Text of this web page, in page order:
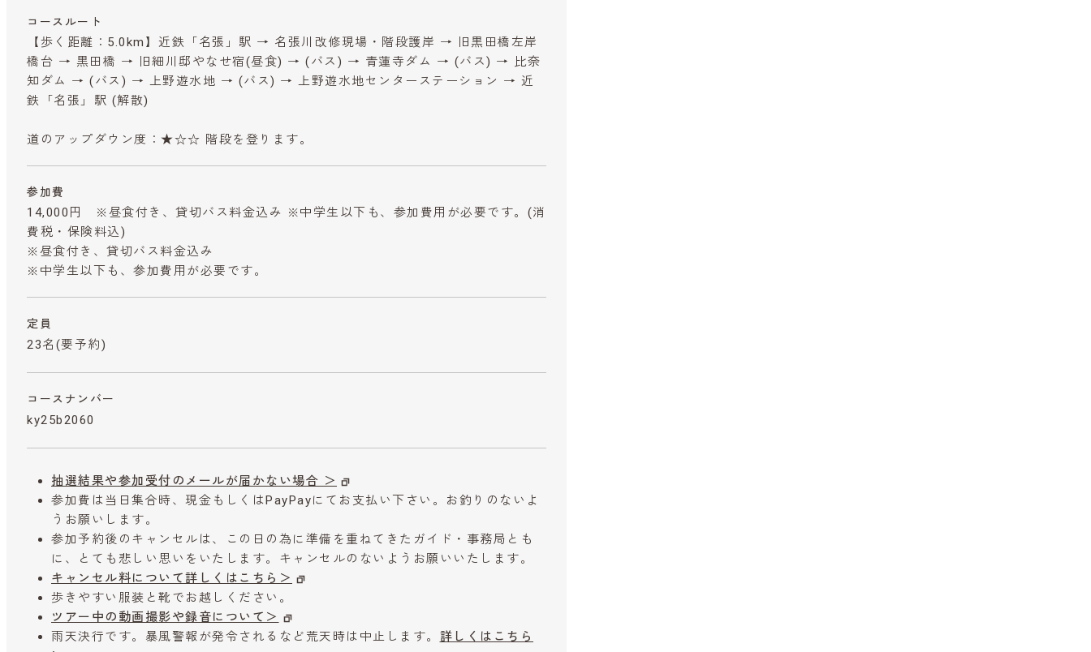
コースルート
【歩く距離：5.0km】近鉄「名張」駅 → 名張川改修現場・階段護岸 → 旧黒田橋左岸
橋台 → 黒田橋 → 旧細川邸やなせ宿(昼食) → (バス) → 青蓮寺ダム → (バス) → 比奈
知ダム → (バス) → 上野遊水地 → (バス) → 上野遊水地センターステーション → 近
鉄「名張」駅 (解散)
道のアップダウン度：★☆☆ 階段を登ります。
参加費
14,000円 ※昼食付き、貸切バス料金込み ※中学生以下も、参加費用が必要です。 (消
費税・保険料込)
※昼食付き、貸切バス料金込み
※中学生以下も、参加費用が必要です。
定員
23名(要予約)
コースナンバー
ky25b2060
抽選結果や参加受付のメールが届かない場合 ＞
参加費は当日集合時、現金もしくはPayPayにてお支払い下さい。お釣りのないよ
うお願いします。
参加予約後のキャンセルは、この日の為に準備を重ねてきたガイド・事務局とも
に、とても悲しい思いをいたします。キャンセルのないようお願いいたします。
キャンセル料について詳しくはこちら＞
歩きやすい服装と靴でお越しください。
ツアー中の動画撮影や録音について＞
雨天決行です。暴風警報が発令されるなど荒天時は中止します。 詳しくはこちら